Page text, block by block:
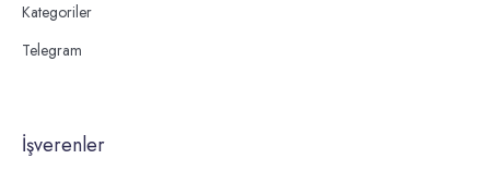
Kategoriler
Telegram
İşverenler